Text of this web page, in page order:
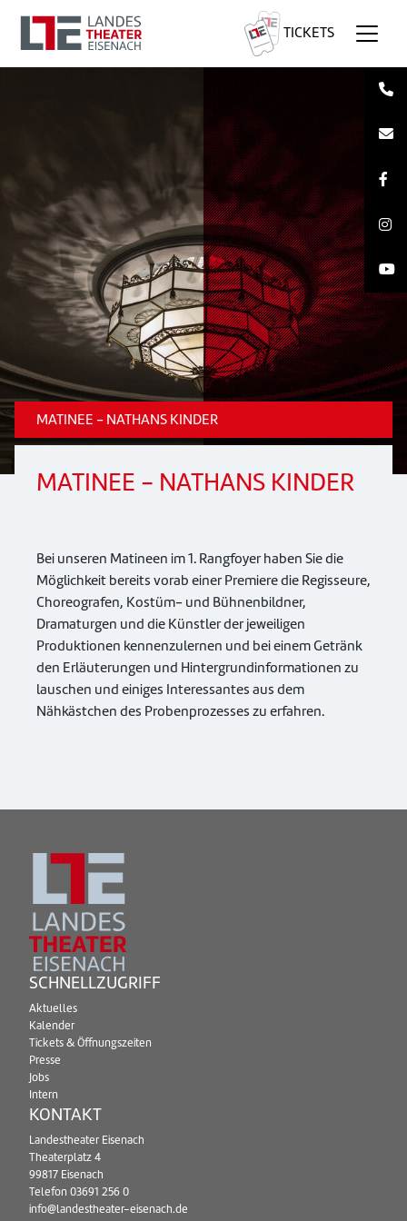
TICKETS
MATINEE - NATHANS KINDER
MATINEE - NATHANS KINDER
Bei unseren Matineen im 1. Rangfoyer haben Sie die
Möglichkeit bereits vorab einer Premiere die Regisseure,
Choreografen, Kostüm- und Bühnenbildner,
Dramaturgen und die Künstler der jeweiligen
Produktionen kennenzulernen und bei einem Getränk
den Erläuterungen und Hintergrundinformationen zu
lauschen und einiges Interessantes aus dem
Nähkästchen des Probenprozesses zu erfahren.
SCHNELLZUGRIFF
Aktuelles
Kalender
Tickets & Öffnungszeiten
Presse
Jobs
Intern
KONTAKT
Landestheater Eisenach
Theaterplatz 4
99817 Eisenach
Telefon 03691 256 0
info@landestheater-eisenach.de